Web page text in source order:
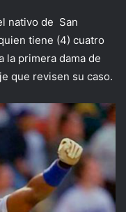
nativo de San
tiene (4) cuatro
la primera dama de
que revisen su caso.